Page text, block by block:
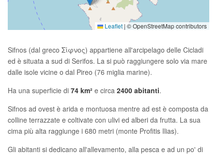
Leaflet | © OpenStreetMap contributors
Sifnos (dal greco Σίφνος) appartiene all'arcipelago delle Cicladi
ed è situata a sud di Serifos. La si può raggiungere solo via mare
dalle isole vicine o dal Pireo (76 miglia marine).
Ha una superficie di 74 km² e circa 2400 abitanti.
Sifnos ad ovest è arida e montuosa mentre ad est è composta da
colline terrazzate e coltivate con ulivi ed alberi da frutta. La sua
cima più alta raggiunge i 680 metri (monte Profitis Ilias).
Gli abitanti si dedicano all'allevamento, alla pesca e ad un po' di